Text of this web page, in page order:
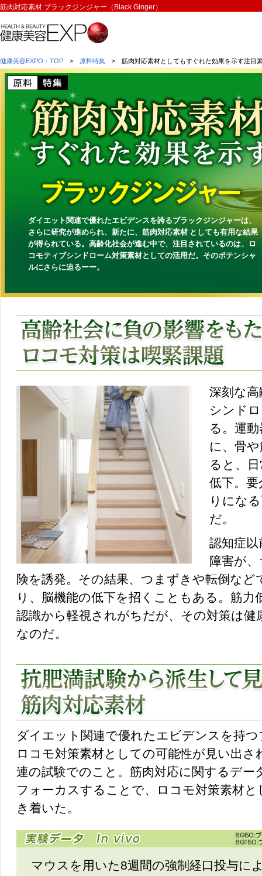
筋肉対応素材 ブラックジンジャー（Black Ginger）
健康美容EXPO：TOP > 原料特集 > 筋肉対応素材としてもすぐれた効果を示す注目
ダイエット関連で優れたエビデンスを誇るブラックジンジャーは、
さらに研究が進められ、新たに、 筋肉対応素材 としても有用な結果
が得られている。高齢化社会が進む中で、注目されているのは、ロ
コモティブシンドローム対策素材としての活用だ。そのポテンシャ
ルにさらに迫るーー。
深刻な
シンド
る。運
に、骨
ると、
低下。
りにな
だ。
認知症
障害が
険を誘発。その結果、つまずきや転倒な
り、脳機能の低下を招くこともある。筋力
認識から軽視されがちだが、その対策は健
なのだ。
ダイエット関連で優れたエビデンスを持
ロコモ対策素材としての可能性が見い出
連の試験でのこと。筋肉対応に関するデ
フォーカスすることで、ロコモ対策素材
き着いた。
マウスを用いた8週間の強制経口投与に